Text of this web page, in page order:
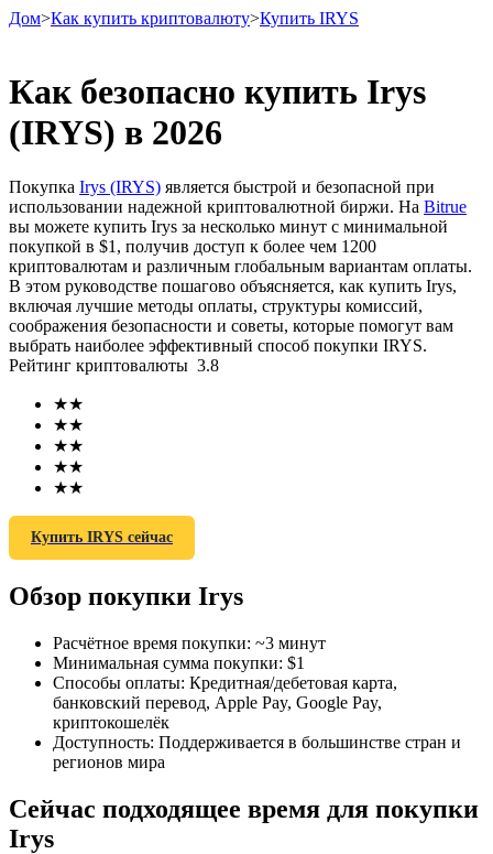
Фьючерсы
USDT-фьючерсы
обеспечения
Фьючерсы на COIN-M
Криптовалютные фьючерсы
TradFi
сырьевые товары
Дом>Как купить криптовалюту>Купить IRYS
Как безопасно купить Irys
(IRYS) в 2026
Покупка Irys (IRYS) является быстрой и безопасной при
использовании надежной криптовалютной биржи. На Bitrue
вы можете купить Irys за несколько минут с минимальной
покупкой в ​​$1, получив доступ к более чем 1200
криптовалютам и различным глобальным вариантам оплаты.
В этом руководстве пошагово объясняется, как купить Irys,
включая лучшие методы оплаты, структуры комиссий,
соображения безопасности и советы, которые помогут вам
выбрать наиболее эффективный способ покупки IRYS.
Рейтинг криптовалюты 3.8
★★
★★
★★
★★
★★
Купить IRYS сейчас
Обзор покупки Irys
Расчётное время покупки: ~3 минут
Минимальная сумма покупки: $1
Способы оплаты: Кредитная/дебетовая карта,
банковский перевод, Apple Pay, Google Pay,
криптокошелёк
Доступность: Поддерживается в большинстве стран и
регионов мира
Сейчас подходящее время для покупки
Irys